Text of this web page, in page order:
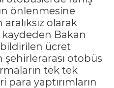
önlenmesine
olarak
Bakan
ücret
otobüs
tek tek
yaptırımların